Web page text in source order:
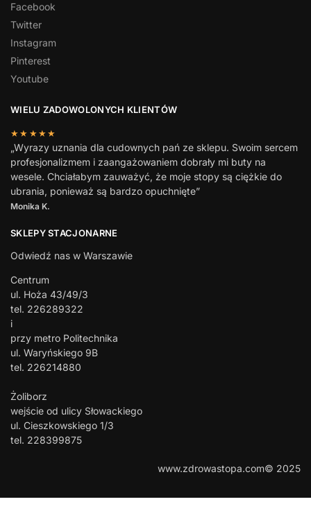
Facebook
Twitter
Instagram
Pinterest
Youtube
WIELU ZADOWOLONYCH KLIENTÓW
★★★★★
„Wyrazy uznania dla cudownych pań ze sklepu. Swoim sercem
profesjonalizmem i zaangażowaniem dobrały mi buty na
wesele. Chciałabym zauważyć, że moje stopy są ciężkie do
ubrania, ponieważ są bardzo opuchnięte”
Monika K.
SKLEPY STACJONARNE
Odwiedź nas w Warszawie
Centrum
ul. Hoża 43/49/3
tel. 226289322
i
przy metro Politechnika
ul. Waryńskiego 9B
tel. 226214880
Żoliborz
wejście od ulicy Słowackiego
ul. Cieszkowskiego 1/3
tel. 228399875
www.zdrowastopa.com© 2025